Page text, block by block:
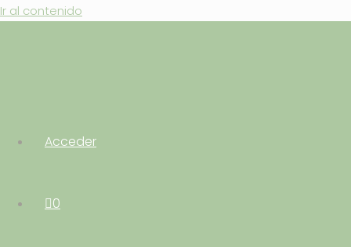
Ir al contenido
Acceder
0